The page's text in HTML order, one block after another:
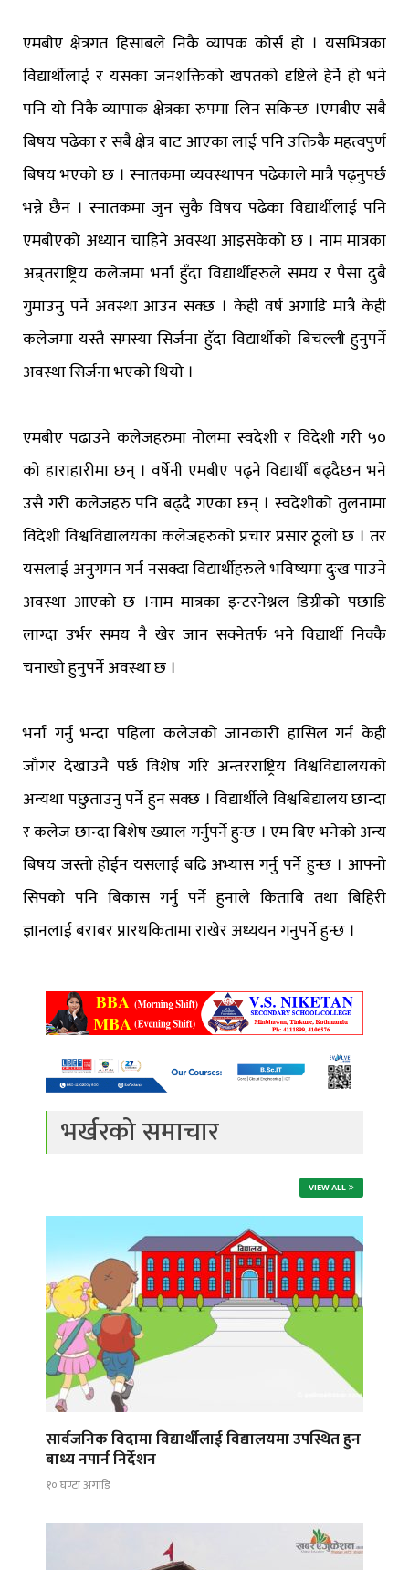
एमबीए क्षेत्रगत हिसाबले निकै व्यापक कोर्स हो । यसभित्रका
विद्यार्थीलाई र यसका जनशक्तिको खपतको दृष्टिले हेर्ने हो भने
पनि यो निकै व्यापाक क्षेत्रका रुपमा लिन सकिन्छ ।एमबीए सबै
बिषय पढेका र सबै क्षेत्र बाट आएका लाई पनि उक्तिकै महत्वपुर्ण
बिषय भएको छ । स्नातकमा व्यवस्थापन पढेकाले मात्रै पढ्नुपर्छ
भन्ने छैन । स्नातकमा जुन सुकै विषय पढेका विद्यार्थीलाई पनि
एमबीएको अध्यान चाहिने अवस्था आइसकेको छ । नाम मात्रका
अन्र्तराष्ट्रिय कलेजमा भर्ना हुँदा विद्यार्थीहरुले समय र पैसा दुबै
गुमाउनु पर्ने अवस्था आउन सक्छ । केही वर्ष अगाडि मात्रै केही
कलेजमा यस्तै समस्या सिर्जना हुँदा विद्यार्थीको बिचल्ली हुनुपर्ने
अवस्था सिर्जना भएको थियो ।
एमबीए पढाउने कलेजहरुमा नोलमा स्वदेशी र विदेशी गरी ५०
को हाराहारीमा छन् । वर्षेनी एमबीए पढ्ने विद्यार्थीं बढ्दैछन भने
उसै गरी कलेजहरु पनि बढ्दै गएका छन् । स्वदेशीको तुलनामा
विदेशी विश्वविद्यालयका कलेजहरुको प्रचार प्रसार ठूलो छ । तर
यसलाई अनुगमन गर्न नसक्दा विद्यार्थीहरुले भविष्यमा दुःख पाउने
अवस्था आएको छ ।नाम मात्रका इन्टरनेश्नल डिग्रीको पछाडि
लाग्दा उर्भर समय नै खेर जान सक्नेतर्फ भने विद्यार्थी निक्कै
चनाखो हुनुपर्ने अवस्था छ ।
भर्ना गर्नु भन्दा पहिला कलेजको जानकारी हासिल गर्न केही
जाँगर देखाउनै पर्छ विशेष गरि अन्तरराष्ट्रिय विश्वविद्यालयको
अन्यथा पछुताउनु पर्ने हुन सक्छ । विद्यार्थीले विश्वबिद्यालय छान्दा
र कलेज छान्दा बिशेष ख्याल गर्नुपर्ने हुन्छ । एम बिए भनेको अन्य
बिषय जस्तो होईन यसलाई बढि अभ्यास गर्नु पर्ने हुन्छ । आफ्नो
सिपको पनि बिकास गर्नु पर्ने हुनाले किताबि तथा बिहिरी
ज्ञानलाई बराबर प्रारथकितामा राखेर अध्ययन गनुपर्ने हुन्छ ।
भर्खरको समाचार
VIEW ALL
सार्वजनिक विदामा विद्यार्थीलाई विद्यालयमा उपस्थित हुन
बाध्य नपार्न निर्देशन
१० घण्टा अगाडि